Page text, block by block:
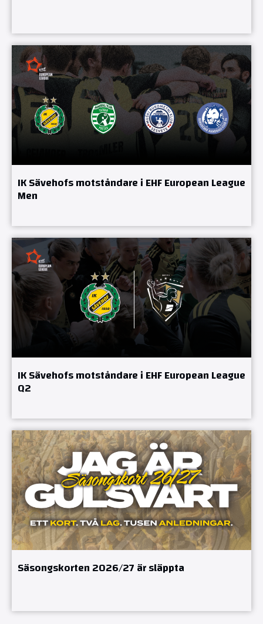
IK Sävehofs motståndare i EHF European League
Men
IK Sävehofs motståndare i EHF European League
Q2
Säsongskorten 2026/27 är släppta